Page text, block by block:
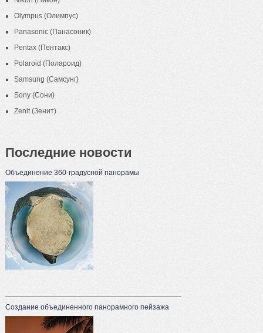
Olympus (Олимпус)
Panasonic (Панасоник)
Pentax (Пентакс)
Polaroid (Полароид)
Samsung (Самсунг)
Sony (Сони)
Zenit (Зенит)
Последние новости
Объединение 360-градусной панорамы
Создание объединенного панорамного пейзажа